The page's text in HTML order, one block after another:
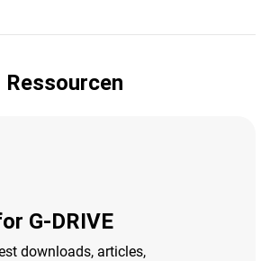
G-DRIVE
downloads, articles,